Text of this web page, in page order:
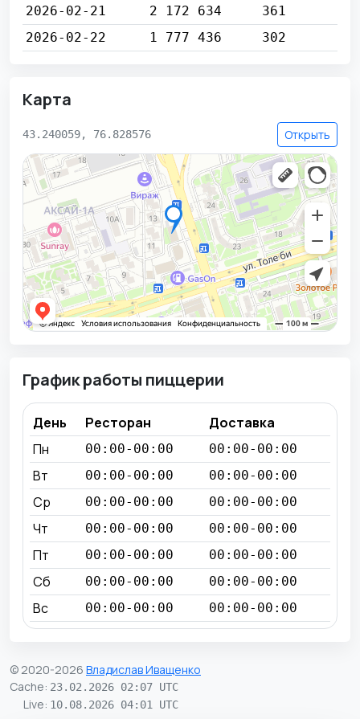
2026-02-21
2 172 634
361
2026-02-22
1 777 436 302
Карта
43.240059, 76.828576 Открыть
График работы пиццерии
День Ресторан
Доставка
Пн
00:00-00:00 00:00-00:00
Вт 00:00-00:00 00:00-00:00
Ср 00:00-00:00 00:00-00:00
Чт 00:00-00:00 00:00-00:00
Пт 00:00-00:00 00:00-00:00
Сб 00:00-00:00 00:00-00:00
Вс 00:00-00:00 00:00-00:00
© 2020-2026 Владислав Иващенко
Cache: 23.02.2026 02:07 UTC
Live: 10.08.2026 04:01 UTC